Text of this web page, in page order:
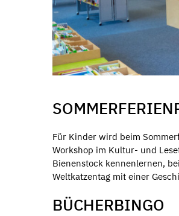
Für Kinder wird beim
Workshop im Kultur- und
Bienenstock kennenlernen,
Weltkatzentag mit einer
BÜCHERBINGO